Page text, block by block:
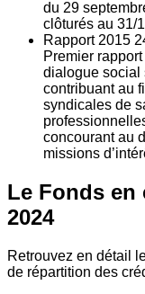
du 29
clôturés au 31/
Rapport 2015
Premier
dialogue social
contribuant au
syndicales de
concourant au
missions
Le Fonds en
2024
Retrouvez en détail
de répartition des